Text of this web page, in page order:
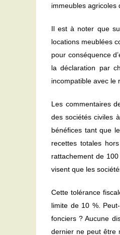
immeubles agricoles
Il est à noter que
locations meublées
pour conséquence
la déclaration par
incompatible avec le
Les commentaires
des sociétés civiles
bénéfices tant que
recettes totales
rattachement de
visent que les
Cette tolérance
limite de 10 %.
fonciers ? Aucune
dernier ne peut être